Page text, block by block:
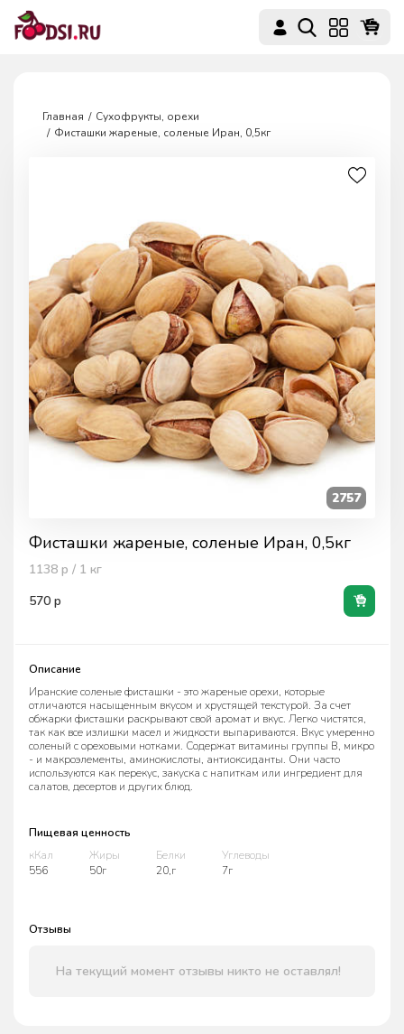
Главная
Сухофрукты, орехи
Фисташки жареные, соленые Иран, 0,5кг
Фисташки жареные, соленые Иран, 0,5кг
1138 р / 1 кг
570 р
Описание
Иранские соленые фисташки - это жареные орехи, которые
отличаются насыщенным вкусом и хрустящей текстурой. За счет
обжарки фисташки раскрывают свой аромат и вкус. Легко чистятся,
так как все излишки масел и жидкости выпариваются. Вкус умеренно
соленый с ореховыми нотками. Содержат витамины группы В, микро
- и макроэлементы, аминокислоты, антиоксиданты. Они часто
используются как перекус, закуска с напиткам или ингредиент для
салатов, десертов и других блюд.
Пищевая ценность
кКал
556
Жиры
50г
Белки
20,г
Углеводы
7г
2757
Отзывы
На текущий момент отзывы никто не оставлял!